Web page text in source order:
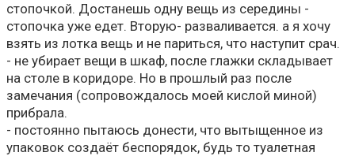
стопочкой. Достанешь одну вещь из середины -
стопочка уже едет. Вторую- разваливается. а я хочу
взять из лотка вещь и не париться, что наступит срач.
- не убирает вещи в шкаф, после глажки складывает
на столе в коридоре. Но в прошлый раз после
замечания (сопровождалось моей кислой миной)
прибрала.
- постоянно пытаюсь донести, что вытыщенное из
упаковок создаёт беспорядок, будь то туалетная